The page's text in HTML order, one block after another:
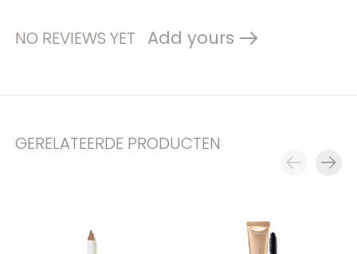
NO REVIEWS YET Add yours
GERELATEERDE PRODUCTEN